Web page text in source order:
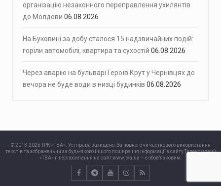
організацію незаконного переправлення ухилянтів
до Молдови 06.08.2026
На Буковині за добу сталося 15 надзвичайних подій:
горіли автомобілі, квартира та сухостій 06.08.2026
Через аварію на бульварі Героїв Крут у Чернівцях до
вечора не буде води в низці будинків 06.08.2026
© 2013-2025 ТРК «ТВА». Усі права захищено. За повного чи часткового використання
текстів та зображень чи за будь-якого іншого поширення інформації з сайту Телекомпанії
«ТВА» гіперпосилання на сайт www.tva.ua – є обов’язковим.